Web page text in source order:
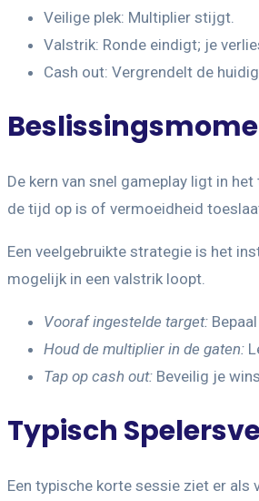
Veilige plek: Multiplier stijgt.
Valstrik: Ronde eindigt; je
Cash out: Vergrendelt de
De kern van snel gameplay ligt in
de tijd op is of vermoeidheid
Een veelgebruikte strategie is het
mogelijk in een valstrik loopt.
Vooraf ingestelde target:
Houd de multiplier in de gaten:
Tap op cash out: Beveilig je
Typisch
Een typische korte sessie ziet er als